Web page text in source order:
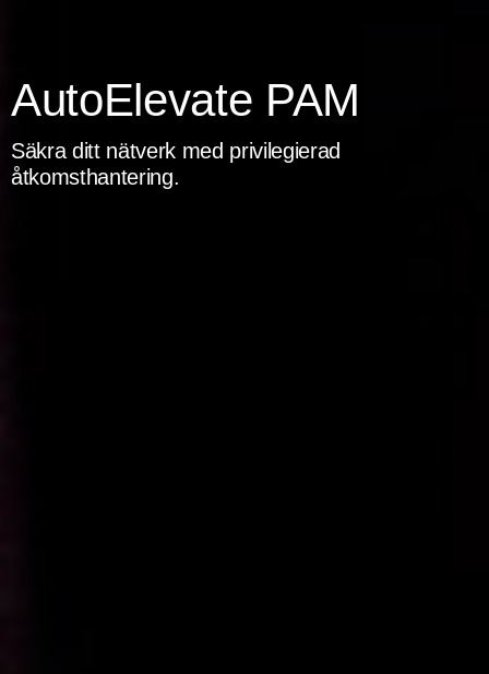
AutoElevate PAM
Säkra ditt nätverk med privilegierad
åtkomsthantering.